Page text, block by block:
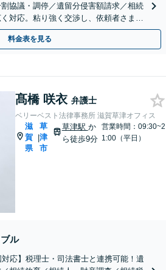
協議・調停／遺留分侵害額請求／相続
対応。粘り強く交渉し、依頼者さまに
相談可能】【草津駅5分】
料金表を見る
髙橋 咲衣 弁護士
ベリーベスト法律事務所 滋賀草津オフィス
滋
賀
県
|
草
津
市
草津駅 か
ら徒歩9分
営業時間：09:30~2
1:00（平日）
ル
対応】税理士・司法書士と連携可能！遺